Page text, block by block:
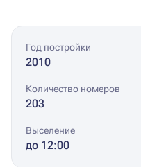
Год постройки
2010
Количество номеров
203
Выселение
до 12:00